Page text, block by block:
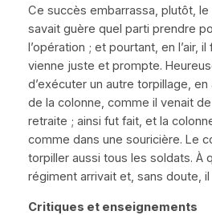
Ce succès embarrassa, plutôt,
savait guère quel parti prendre
l’opération ; et pourtant, en l’air,
vienne juste et prompte.
d’exécuter un autre torpillage,
de la colonne, comme il venait
retraite ; ainsi fut fait, et la
comme dans une souricière. Le
torpiller aussi tous les soldats. À
régiment arrivait et, sans doute,
Critiques et enseignements